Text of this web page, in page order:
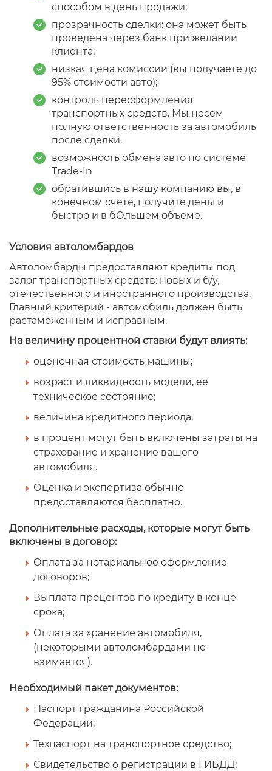
способом в день продажи;
прозрачность сделки: она может быть
проведена через банк при желании
клиента;
низкая цена комиссии (вы получаете до
95% стоимости авто);
контроль переоформления
транспортных средств. Мы несем
полную ответственность за автомобиль
после сделки.
возможность обмена авто по системе
Trade-In
обратившись в нашу компанию вы, в
конечном счете, получите деньги
быстро и в бОльшем объеме.
Условия автоломбардов
Автоломбарды предоставляют кредиты под
залог транспортных средств: новых и б/у,
отечественного и иностранного производства.
Главный критерий - автомобиль должен быть
растаможенным и исправным.
На величину процентной ставки будут влиять:
оценочная стоимость машины;
возраст и ликвидность модели, ее
техническое состояние;
величина кредитного периода.
в процент могут быть включены затраты на
страхование и хранение вашего
автомобиля.
Оценка и экспертиза обычно
предоставляются бесплатно.
Дополнительные расходы, которые могут быть
включены в договор:
Оплата за нотариальное оформление
договоров;
Выплата процентов по кредиту в конце
срока;
Оплата за хранение автомобиля,
(некоторыми автоломбардами не
взимается).
Необходимый пакет документов:
Паспорт гражданина Российской
Федерации;
Техпаспорт на транспортное средство;
Свидетельство о регистрации в ГИБДД;